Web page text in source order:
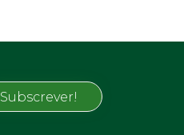
Subscrever!